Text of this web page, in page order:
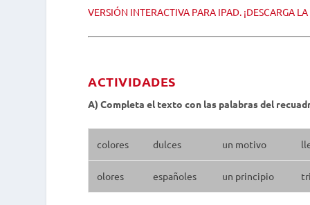
VERSIÓN INTERACTIVA PARA IPAD. ¡DESCARGA
ACTIVIDADES
A) Completa el texto con las palabras del
colores dulces un motivo
olores españoles un principio